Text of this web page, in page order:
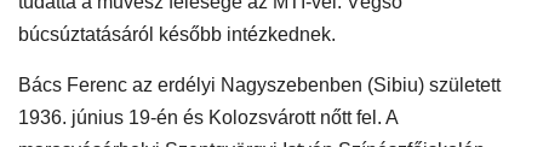
búcsúztatásáról később intézkednek.
Bács Ferenc az erdélyi Nagyszebenben (Sibiu) született
1936. június 19-én és Kolozsvárott nőtt fel. A